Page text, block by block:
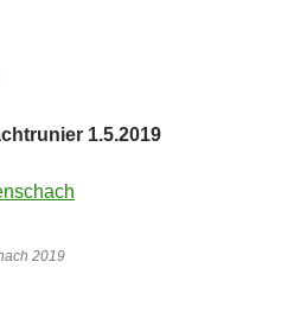
1.5.2019
2019